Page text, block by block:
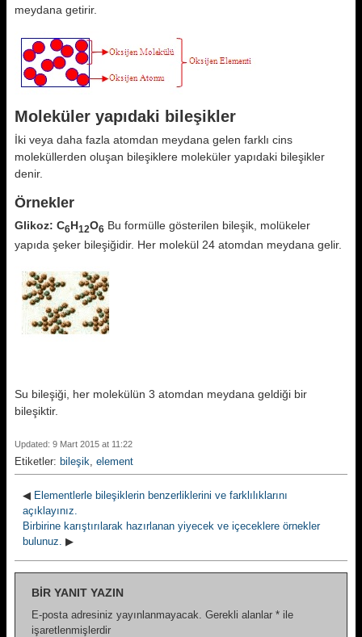
meydana getirir.
Moleküler yapıdaki bileşikler
İki veya daha fazla atomdan meydana gelen farklı cins
moleküllerden oluşan bileşiklere moleküler yapıdaki bileşikler
denir.
Örnekler
Glikoz: C6H12O6 Bu formülle gösterilen bileşik, molükeler
yapıda şeker bileşiğidir. Her molekül 24 atomdan meydana gelir.
Su bileşiği, her molekülün 3 atomdan meydana geldiği bir
bileşiktir.
Updated: 9 Mart 2015 at 11:22
Etiketler: bileşik element
◀ Elementlerle bileşiklerin benzerliklerini ve farklılıklarını
açıklayınız.
Birbirine karıştırılarak hazırlanan yiyecek ve içeceklere örnekler
bulunuz. ▶
BIR YANIT YAZIN
E-posta adresiniz yayınlanmayacak. Gerekli alanlar * ile
işaretlenmişlerdir